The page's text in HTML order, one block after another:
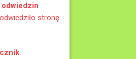
stronę.